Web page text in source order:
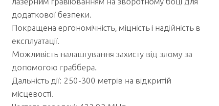
додаткової безпеки.
Покращена ергономічність, міцність і надійність в
експлуатації.
Можливість налаштування захисту від злому за
допомогою граббера.
Дальність дії: 250-300 метрів на відкритій
місцевості.